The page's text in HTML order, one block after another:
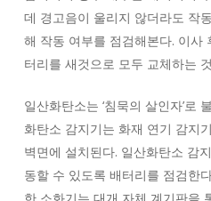
데 경고음이 울리지 않더라도 작
해 작동 여부를 점검해본다. 이사
터리를 새것으로 모두 교체하는
일산화탄소는 ‘침묵의 살인자’로
화탄소 감지기는 화재 연기 감지
벽면에 설치된다. 일산화탄소 감
동할 수 있도록 배터리를 점검한